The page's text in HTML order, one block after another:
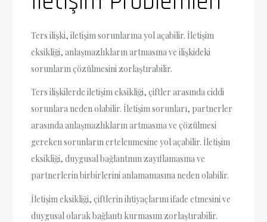
Ters ilişki, iletişim sorunlarına yol açabilir. İletişim
eksikliği, anlaşmazlıkların artmasına ve ilişkideki
sorunların çözülmesini zorlaştırabilir.
Ters ilişkilerde iletişim eksikliği, çiftler arasında ciddi
sorunlara neden olabilir. İletişim sorunları, partnerler
arasında anlaşmazlıkların artmasına ve çözülmesi
gereken sorunların ertelenmesine yol açabilir. İletişim
eksikliği, duygusal bağlantının zayıflamasına ve
partnerlerin birbirlerini anlamamasına neden olabilir.
İletişim eksikliği, çiftlerin ihtiyaçlarını ifade etmesini ve
duygusal olarak bağlantı kurmasını zorlaştırabilir.